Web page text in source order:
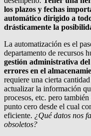
los plazos y fechas
automático dirigido a
drásticamente la
La automatización es el
departamento de recursos
gestión administrativa
errores en el
requiere una cierta
actualizar la información
procesos, etc. pero
punto cero desde el cual
eficiente. ¿Qué datos nos
obsoletos?